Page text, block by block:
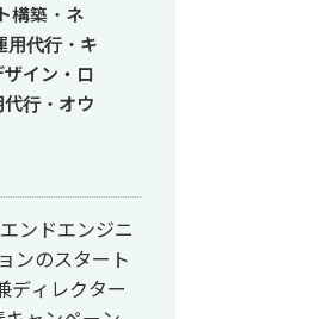
構築・ネ
用代行・キ
イン・ロ
行・オウ
営業代
ンドエンジニ
ンのスタート
ディレクター